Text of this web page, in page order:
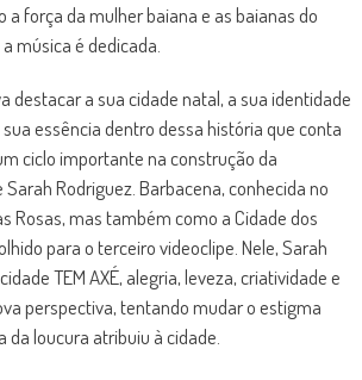
a força da mulher baiana e as baianas do
música é dedicada.
destacar a sua cidade natal, a sua identidade
essência dentro dessa história que conta
ciclo importante na construção da
Rodriguez. Barbacena, conhecida no
Rosas, mas também como a Cidade dos
para o terceiro videoclipe. Nele, Sarah
TEM AXÉ, alegria, leveza, criatividade e
perspectiva, tentando mudar o estigma
loucura atribuiu à cidade.